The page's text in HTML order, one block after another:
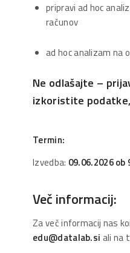
pripravi ad hoc
računov
ad hoc analizam na
Ne odlašajte –
izkoristite
Termin:
Izvedba: 09.06.2026 ob
Več informacij:
Za več informacij nas
edu@datalab.si ali na